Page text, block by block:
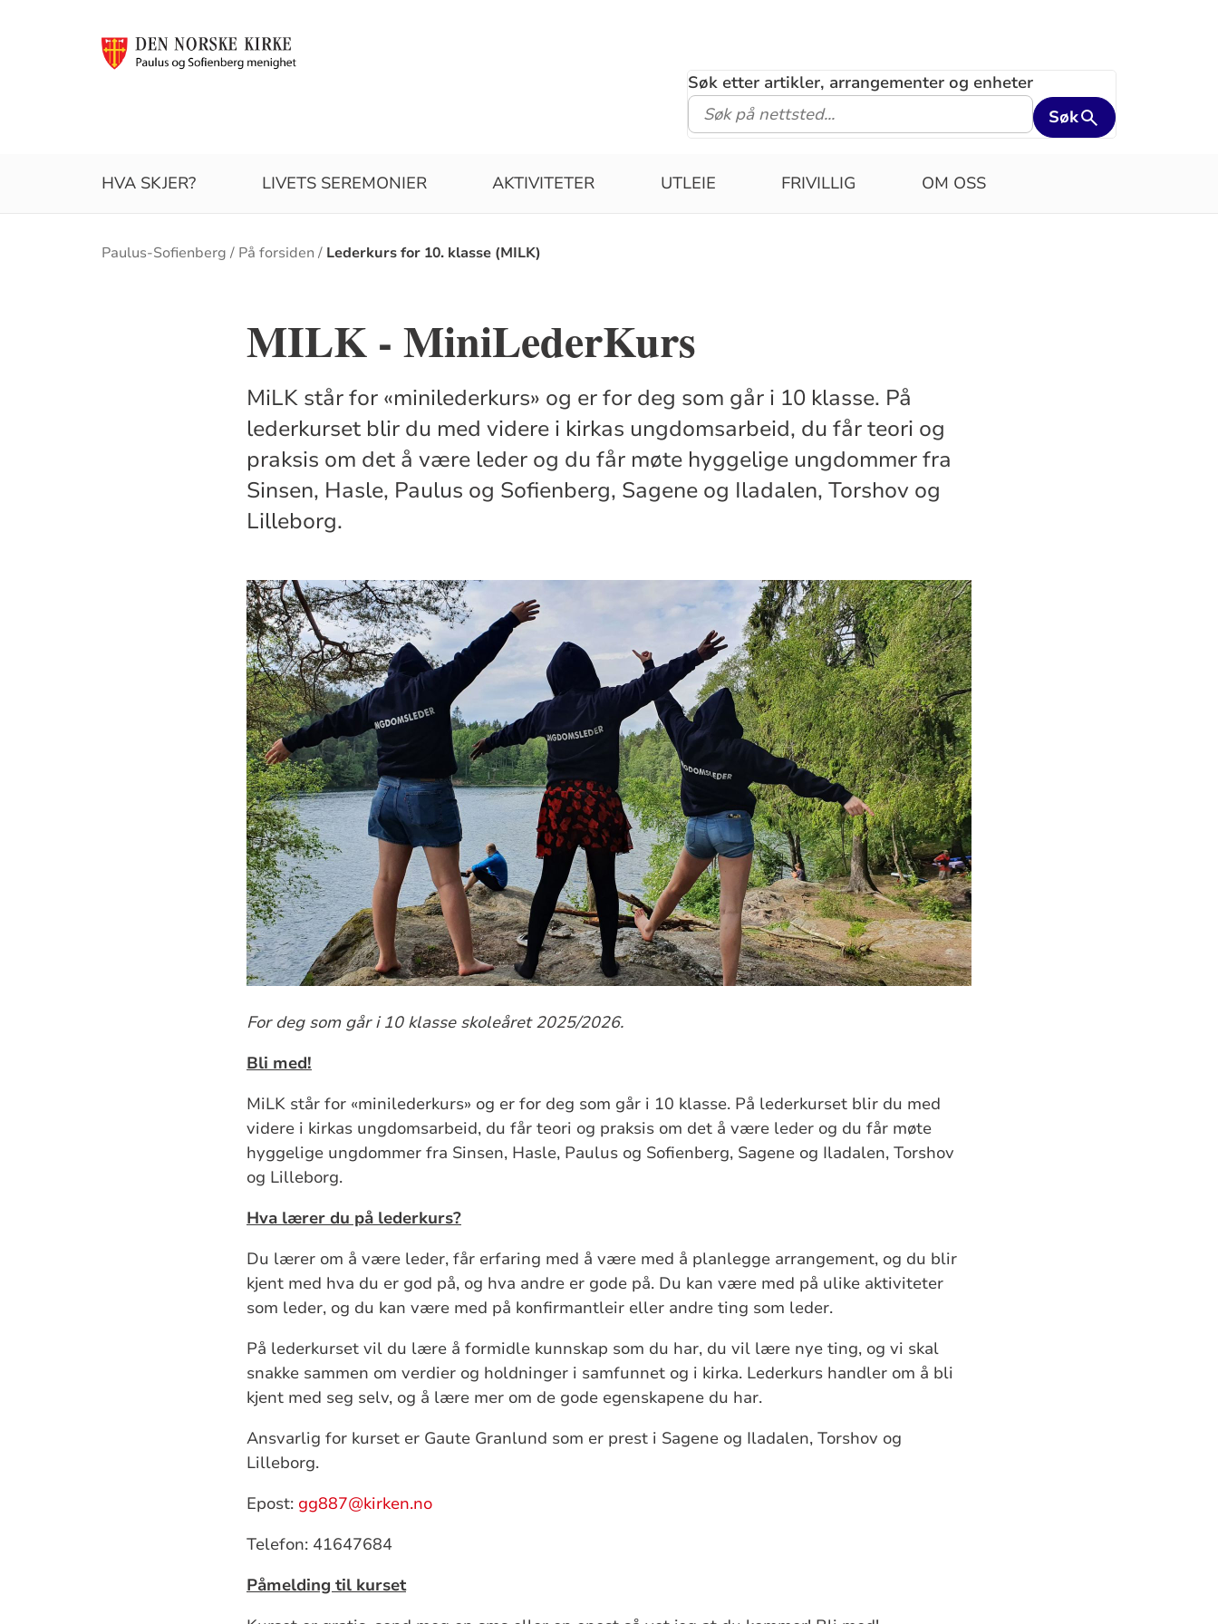
Søk etter artikler, arrangementer og enheter
Søk
HVA SKJER? LIVETS SEREMONIER AKTIVITETER UTLEIE FRIVILLIG OM OSS
Brødsmulesti
Paulus-Sofienberg På forsiden Lederkurs for 10. klasse (MILK)
MILK - MiniLederKurs
MiLK står for «minilederkurs» og er for deg som går i 10 klasse. På
lederkurset blir du med videre i kirkas ungdomsarbeid, du får teori og
praksis om det å være leder og du får møte hyggelige ungdommer fra
Sinsen, Hasle, Paulus og Sofienberg, Sagene og Iladalen, Torshov og
Lilleborg.
For deg som går i 10 klasse skoleåret 2025/2026.
Bli med!
MiLK står for «minilederkurs» og er for deg som går i 10 klasse. På lederkurset blir du med
videre i kirkas ungdomsarbeid, du får teori og praksis om det å være leder og du får møte
hyggelige ungdommer fra Sinsen, Hasle, Paulus og Sofienberg, Sagene og Iladalen, Torshov
og Lilleborg.
Hva lærer du på lederkurs?
Du lærer om å være leder, får erfaring med å være med å planlegge arrangement, og du blir
kjent med hva du er god på, og hva andre er gode på. Du kan være med på ulike aktiviteter
som leder, og du kan være med på konfirmantleir eller andre ting som leder.
På lederkurset vil du lære å formidle kunnskap som du har, du vil lære nye ting, og vi skal
snakke sammen om verdier og holdninger i samfunnet og i kirka. Lederkurs handler om å bli
kjent med seg selv, og å lære mer om de gode egenskapene du har.
Ansvarlig for kurset er Gaute Granlund som er prest i Sagene og Iladalen, Torshov og
Lilleborg.
Epost: gg887@kirken.no
Telefon: 41647684
Påmelding til kurset